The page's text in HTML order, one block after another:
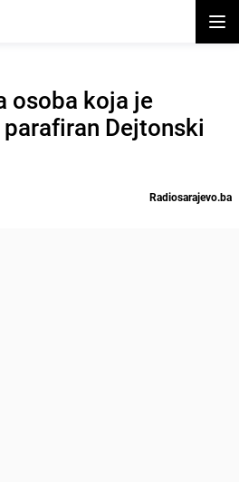
osoba koja je
Dejtonski
Radiosarajevo.ba